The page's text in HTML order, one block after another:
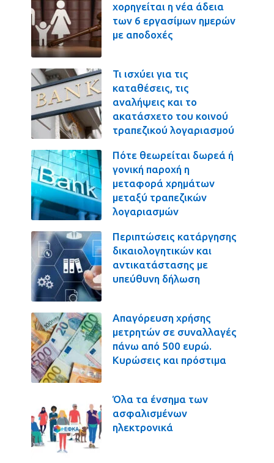
χορηγείται η νέα άδεια
των 6 εργασίμων ημερών
με αποδοχές
Τι ισχύει για τις
καταθέσεις, τις
αναλήψεις και το
ακατάσχετο του κοινού
τραπεζικού λογαριασμού
Πότε θεωρείται δωρεά ή
γονική παροχή η
μεταφορά χρημάτων
μεταξύ τραπεζικών
λογαριασμών
Περιπτώσεις κατάργησης
δικαιολογητικών και
αντικατάστασης με
υπεύθυνη δήλωση
Απαγόρευση χρήσης
μετρητών σε συναλλαγές
πάνω από 500 ευρώ.
Κυρώσεις και πρόστιμα
Όλα τα ένσημα των
ασφαλισμένων
ηλεκτρονικά